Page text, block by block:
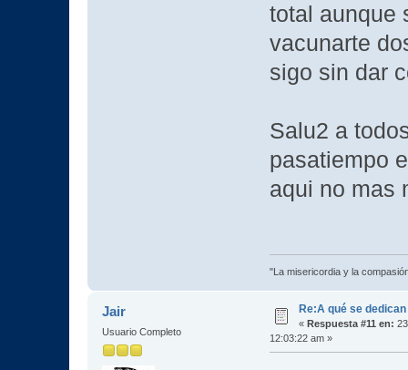
total aunque
vacunarte
sigo sin dar
Salu2 a
pasatiempo
aqui no mas
"La misericordia y la
Jair
Usuario Completo
Re:A qué se
« Respuesta #11 en:
12:03:22 am »